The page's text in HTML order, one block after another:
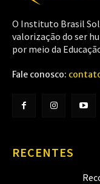
O Instituto Brasil
valorização do ser
por meio da
Fale conosco:
RECENTES